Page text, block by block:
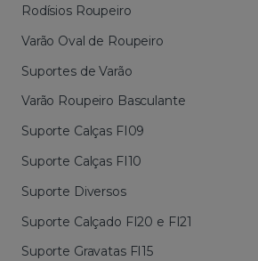
Rodísios Roupeiro
Varão Oval de Roupeiro
Suportes de Varão
Varão Roupeiro Basculante
Suporte Calças FI09
Suporte Calças FI10
Suporte Diversos
Suporte Calçado FI20 e FI21
Suporte Gravatas FI15